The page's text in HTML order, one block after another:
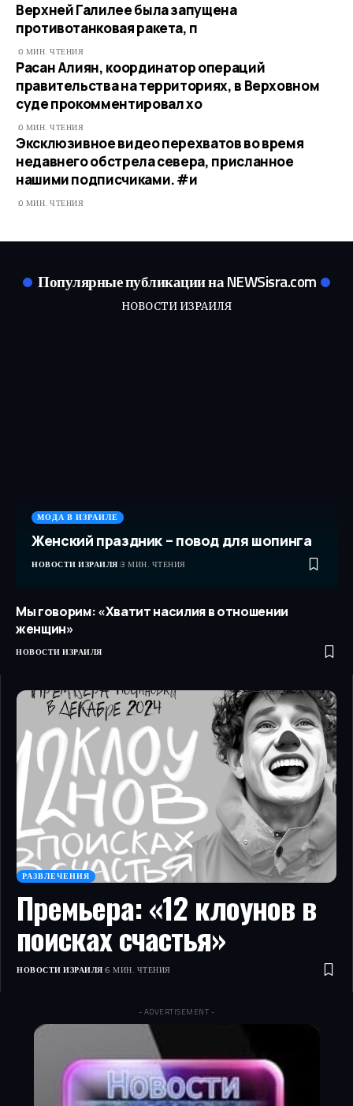
Верхней Галилее была запущена
противотанковая ракета, п
0 МИН. ЧТЕНИЯ
Расан Алиян, координатор операций
правительства на территориях, в Верховном
суде прокомментировал хо
0 МИН. ЧТЕНИЯ
Эксклюзивное видео перехватов во время
недавнего обстрела севера, присланное
нашими подписчиками. #и
0 МИН. ЧТЕНИЯ
Популярные публикации на NEWSisra.com
НОВОСТИ ИЗРАИЛЯ
МОДА В ИЗРАИЛЕ
Женский праздник – повод для шопинга
НОВОСТИ ИЗРАИЛЯ 3 МИН. ЧТЕНИЯ
Мы говорим: «Хватит насилия в отношении
женщин»
НОВОСТИ ИЗРАИЛЯ
РАЗВЛЕЧЕНИЯ
Премьера: «12 клоунов в
поисках счастья»
НОВОСТИ ИЗРАИЛЯ 6 МИН. ЧТЕНИЯ
- ADVERTISEMENT -